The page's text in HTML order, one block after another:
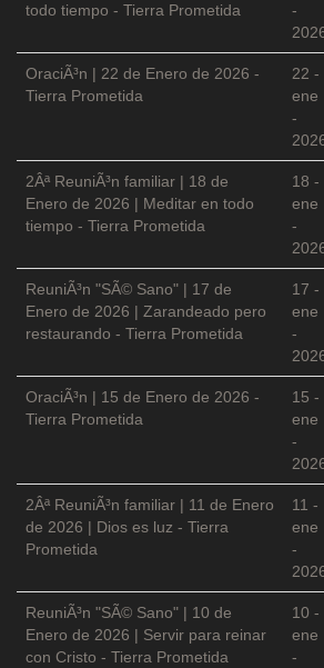
todo tiempo - Tierra Prometida
-
OraciÃ³n | 22 de Enero de 2026 -
Tierra Prometida
22 -
ene
-
2Âª ReuniÃ³n familiar | 18 de
Enero de 2026 | Meditar en todo
tiempo - Tierra Prometida
18 -
ene
-
ReuniÃ³n "SÃ© Sano" | 17 de
Enero de 2026 | Zarandeado pero
restaurando - Tierra Prometida
17 -
ene
-
OraciÃ³n | 15 de Enero de 2026 -
Tierra Prometida
15 -
ene
-
2Âª ReuniÃ³n familiar | 11 de Enero
de 2026 | Dios es luz - Tierra
Prometida
11 -
ene
-
ReuniÃ³n "SÃ© Sano" | 10 de
Enero de 2026 | Servir para reinar
con Cristo - Tierra Prometida
10 -
ene
-